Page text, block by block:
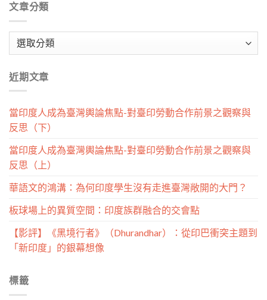
文章分類
類
近期文章
當印度人成為臺灣輿論焦點-對臺印勞動合作前景之觀察與
反思（下）
當印度人成為臺灣輿論焦點-對臺印勞動合作前景之觀察與
反思（上）
華語文的鴻溝：為何印度學生沒有走進臺灣敞開的大門？
板球場上的異質空間：印度族群融合的交會點
【影評】《黑境行者》（Dhurandhar）：從印巴衝突主題到
「新印度」的銀幕想像
標籤